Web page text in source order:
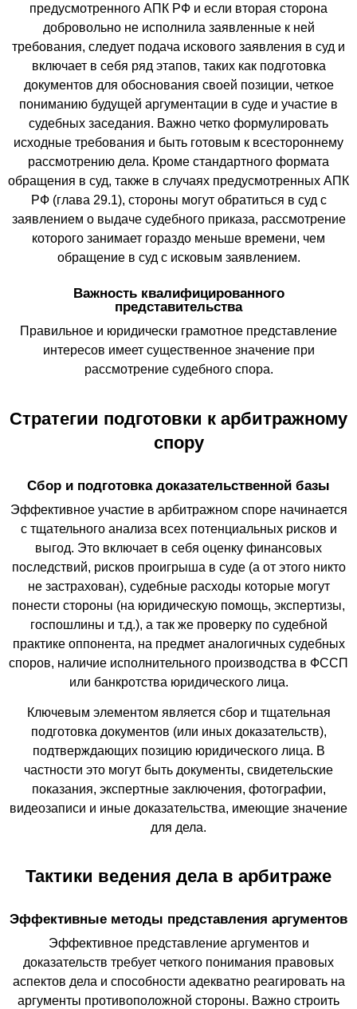
предусмотренного АПК РФ и если вторая сторона
добровольно не исполнила заявленные к ней
требования, следует подача искового заявления в суд и
включает в себя ряд этапов, таких как подготовка
документов для обоснования своей позиции, четкое
пониманию будущей аргументации в суде и участие в
судебных заседания. Важно четко формулировать
исходные требования и быть готовым к всестороннему
рассмотрению дела. Кроме стандартного формата
обращения в суд, также в случаях предусмотренных АПК
РФ (глава 29.1), стороны могут обратиться в суд с
заявлением о выдаче судебного приказа, рассмотрение
которого занимает гораздо меньше времени, чем
обращение в суд с исковым заявлением.
Важность квалифицированного
представительства
Правильное и юридически грамотное представление
интересов имеет существенное значение при
рассмотрение судебного спора.
Стратегии подготовки к арбитражному
спору
Сбор и подготовка доказательственной базы
Эффективное участие в арбитражном споре начинается
с тщательного анализа всех потенциальных рисков и
выгод. Это включает в себя оценку финансовых
последствий, рисков проигрыша в суде (а от этого никто
не застрахован), судебные расходы которые могут
понести стороны (на юридическую помощь, экспертизы,
госпошлины и т.д.), а так же проверку по судебной
практике оппонента, на предмет аналогичных судебных
споров, наличие исполнительного производства в ФССП
или банкротства юридического лица.
Ключевым элементом является сбор и тщательная
подготовка документов (или иных доказательств),
подтверждающих позицию юридического лица. В
частности это могут быть документы, свидетельские
показания, экспертные заключения, фотографии,
видеозаписи и иные доказательства, имеющие значение
для дела.
Тактики ведения дела в арбитраже
Эффективные методы представления аргументов
Эффективное представление аргументов и
доказательств требует четкого понимания правовых
аспектов дела и способности адекватно реагировать на
аргументы противоположной стороны. Важно строить